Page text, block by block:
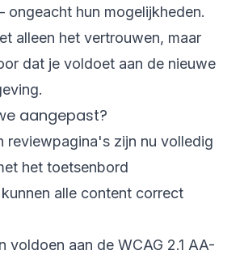
ongeacht hun mogelijkheden.
alleen het vertrouwen, maar
dat je voldoet aan de nieuwe
aangepast?
reviewpagina's zijn nu volledig
het toetsenbord
alle content correct
voldoen aan de WCAG 2.1 AA-